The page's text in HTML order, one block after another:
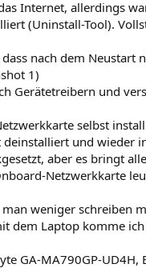
Internet, allerdings
(Uninstall-Tool).
nach dem
1)
Gerätetreibern und
selbst
deinstalliert und wieder
aber es bringt
Netzwerkkarte
weniger schreiben
dem Laptop komme
GA-MA790GP-